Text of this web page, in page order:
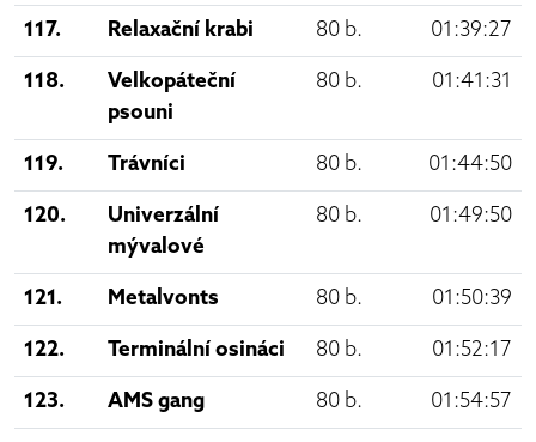
117. Relaxační krabi 80 b. 01:39:27
118.
Velkopáteční
psouni
80 b. 01:41:31
119. Trávníci 80 b. 01:44:50
120.
Univerzální
mývalové
80 b. 01:49:50
121. Metalvonts 80 b. 01:50:39
122. Terminální osináci 80 b. 01:52:17
123. AMS gang 80 b. 01:54:57